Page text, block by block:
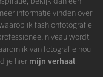
informatie vinden over
ik fashionfotografie
niveau wordt
ik van fotografie hou
je hiermijn verhaal.